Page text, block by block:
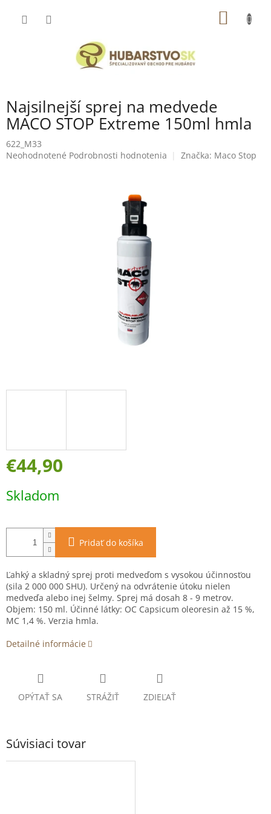
Najsilnejší sprej na medvede
MACO STOP Extreme 150ml hmla
622_M33
Priemerné
Neohodnotené Podrobnosti hodnotenia Značka: Maco Stop
€44,90
cena:
Skladom
Pridať do košíka
Ľahký a skladný sprej proti medveďom s vysokou účinnosťou
(sila 2 000 000 SHU). Určený na odvrátenie útoku nielen
medveďa alebo inej šelmy. Sprej má dosah 8 - 9 metrov.
Objem: 150 ml. Účinné látky: OC Capsicum oleoresin až 15 %,
MC 1,4 %. Verzia hmla.
Detailné informácie
OPÝTAŤ SA STRÁŽIŤ ZDIEĽAŤ
Súvisiaci tovar